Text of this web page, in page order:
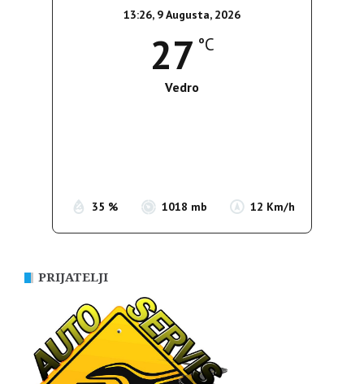
13:26, 9 Augusta, 2026
27 °C
Vedro
35 % 1018 mb 12 Km/h
PRIJATELJI